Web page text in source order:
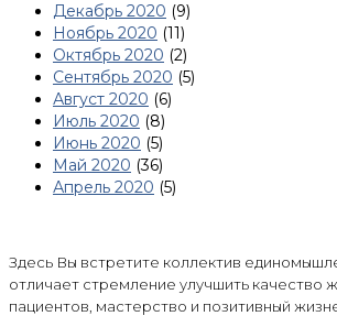
Декабрь 2020 (9)
Ноябрь 2020 (11)
Октябрь 2020 (2)
Сентябрь 2020 (5)
Август 2020 (6)
Июль 2020 (8)
Июнь 2020 (5)
Май 2020 (36)
Апрель 2020 (5)
Здесь Вы встретите коллектив
отличает стремление улучшить качество
пациентов, мастерство и позитивный